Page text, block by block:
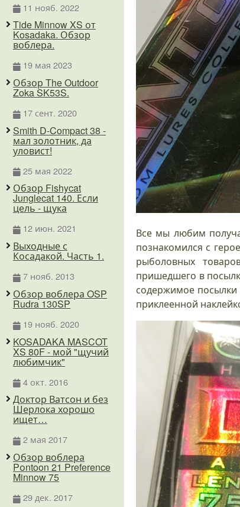
Все мы любим
познакомился с
рыболовных
пришедшего в
содержимое посылки
приклеенной
11 нояб. 2022
Tide Minnow XS от
Kosadaka. Обзор
воблера.
19 мая 2023
Обзор The Outdoor
Zoka SK53S.
17 сент. 2020
Smith D-Compact 38 -
мал золотник, да
уловист!
25 мая 2022
Обзор Fishycat
Junglecat 140. Если
цель - щука
12 июн. 2021
Выходные с
Косадакой. Часть 1.
7 нояб. 2013
Обзор воблера OSP
Rudra 130SP
19 нояб. 2020
KOSADAKA MASCOT
XS 80F - мой "щучий
любимчик"
4 окт. 2016
Доктор Ватсон и без
Шерлока хорошо
ищет…
2 мая 2017
Обзор воблера
Pоntoon 21 Preference
Minnow 75
29 дек. 2017